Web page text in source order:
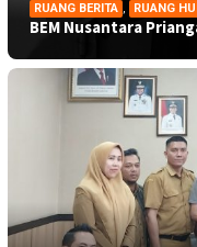
RUANG BERITA , RUANG
BEM Nusantara